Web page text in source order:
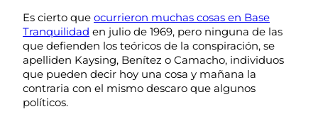
Es cierto que ocurrieron muchas cosas en Base
Tranquilidad en julio de 1969, pero ninguna de las
que defienden los teóricos de la conspiración, se
apelliden Kaysing, Benítez o Camacho, individuos
que pueden decir hoy una cosa y mañana la
contraria con el mismo descaro que algunos
políticos.